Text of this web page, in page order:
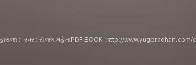
: સ્વર : સેજલ મહેતાPDF BOOK :http://